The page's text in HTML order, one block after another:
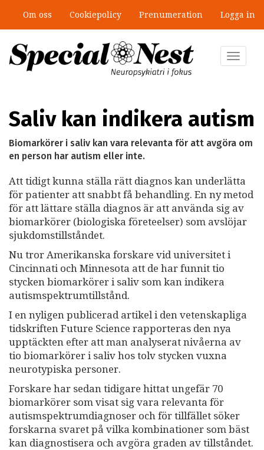
huvudinnehåll
Om oss Cookiepolicy Prenumeration Logga in
Toggle
Saliv kan indikera autism
Biomarkörer i saliv kan vara relevanta för att avgöra om
en person har autism eller inte.
Att tidigt kunna ställa rätt diagnos kan underlätta
för patienter att snabbt få behandling. En ny metod
för att lättare ställa diagnos är att använda sig av
biomarkörer (biologiska företeelser) som avslöjar
sjukdomstillståndet.
Nu tror Amerikanska forskare vid universitet i
Cincinnati och Minnesota att de har funnit tio
stycken biomarkörer i saliv som kan indikera
autismspektrumtillstånd.
I en nyligen publicerad artikel i den vetenskapliga
tidskriften Future Science rapporteras den nya
upptäckten efter att man analyserat nivåerna av
tio biomarkörer i saliv hos tolv stycken vuxna
neurotypiska personer.
Forskare har sedan tidigare hittat ungefär 70
biomarkörer som visat sig vara relevanta för
autismspektrumdiagnoser och för tillfället söker
forskarna svaret på vilka kombinationer som bäst
kan diagnostisera och avgöra graden av tillståndet.
”Jobbet gick bra – just därför togs
stödet bort”